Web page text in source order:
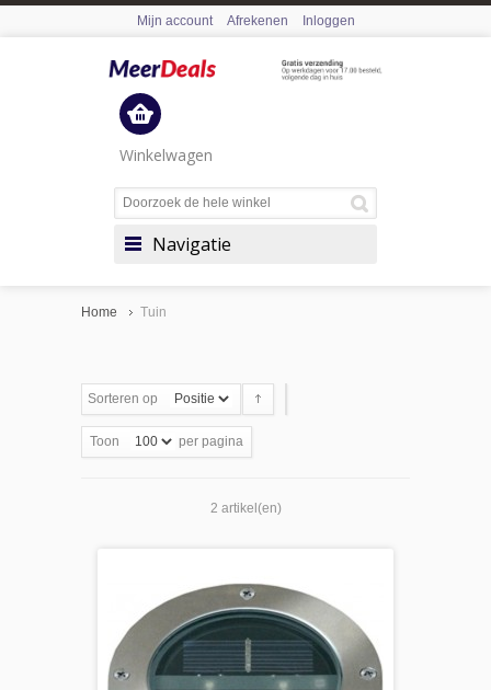
Mijn account Afrekenen Inloggen
Winkelwagen
Navigatie
Home Tuin
Sorteren op
Toon per pagina
2 artikel(en)